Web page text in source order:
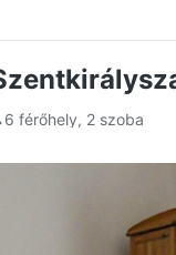
6 férőhely, 2 szoba